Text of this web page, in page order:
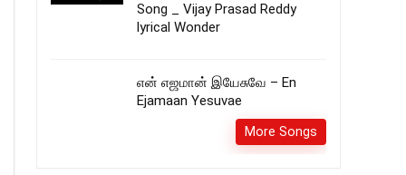
Song _ Vijay Prasad Reddy
lyrical Wonder
என் எஜமான் இயேசுவே – En
Ejamaan Yesuvae
More Songs